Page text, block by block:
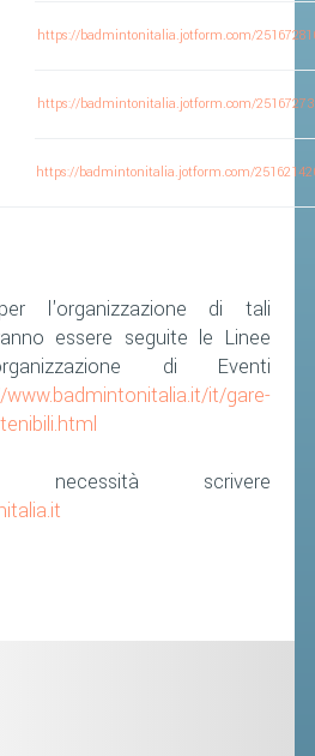
https://badmintonitalia.jotform.com/
https://badmintonitalia.jotform.com/
https://badmintonitalia.jotform.com/
l'organizzazione di tali
essere seguite le Linee
di Eventi
it/gare-
necessità scrivere